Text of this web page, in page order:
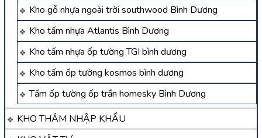
Kho gỗ nhựa ngoài trời southwood Bình Dương
Kho tấm nhựa Atlantis Bình Dương
Kho tấm nhựa ốp tường TGI bình dương
Kho tấm ốp tường kosmos bình dương
Tấm ốp tường ốp trần homesky Bình Dương
KHO THẢM NHẬP KHẨU